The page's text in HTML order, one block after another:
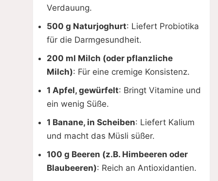
Verdauung.
500 g Naturjoghurt: Liefert Probiotika
für die Darmgesundheit.
200 ml Milch (oder pflanzliche
Milch): Für eine cremige Konsistenz.
1 Apfel, gewürfelt: Bringt Vitamine und
ein wenig Süße.
1 Banane, in Scheiben: Liefert Kalium
und macht das Müsli süßer.
100 g Beeren (z.B. Himbeeren oder
Blaubeeren): Reich an Antioxidantien.